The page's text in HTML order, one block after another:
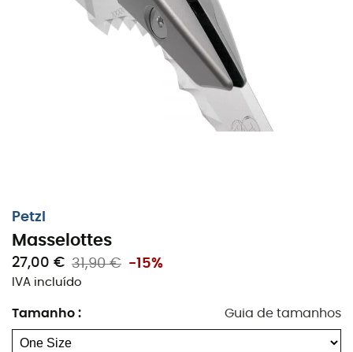
Petzl
Masselottes
27,00 € 31,90 € -15%
IVA incluído
Tamanho : Guia de tamanhos
durante o golpe, eles permitem que você faça
ancoragens precisas, mesmo no gelo mais duro. Uma
solução perfeita para os entusiastas do alpinismo que
buscam otimizar sua eficiência e segurança em
Mas isso não é tudo! A geometria cuidadosamente
versatilidade necessária para enfrentar cada desafio
com confiança.
Piolet mais equilibrado para uma melhor
ancoragem no gelo.
Travamentos otimizados nas fissuras.
Contrapesos removíveis conforme o uso.